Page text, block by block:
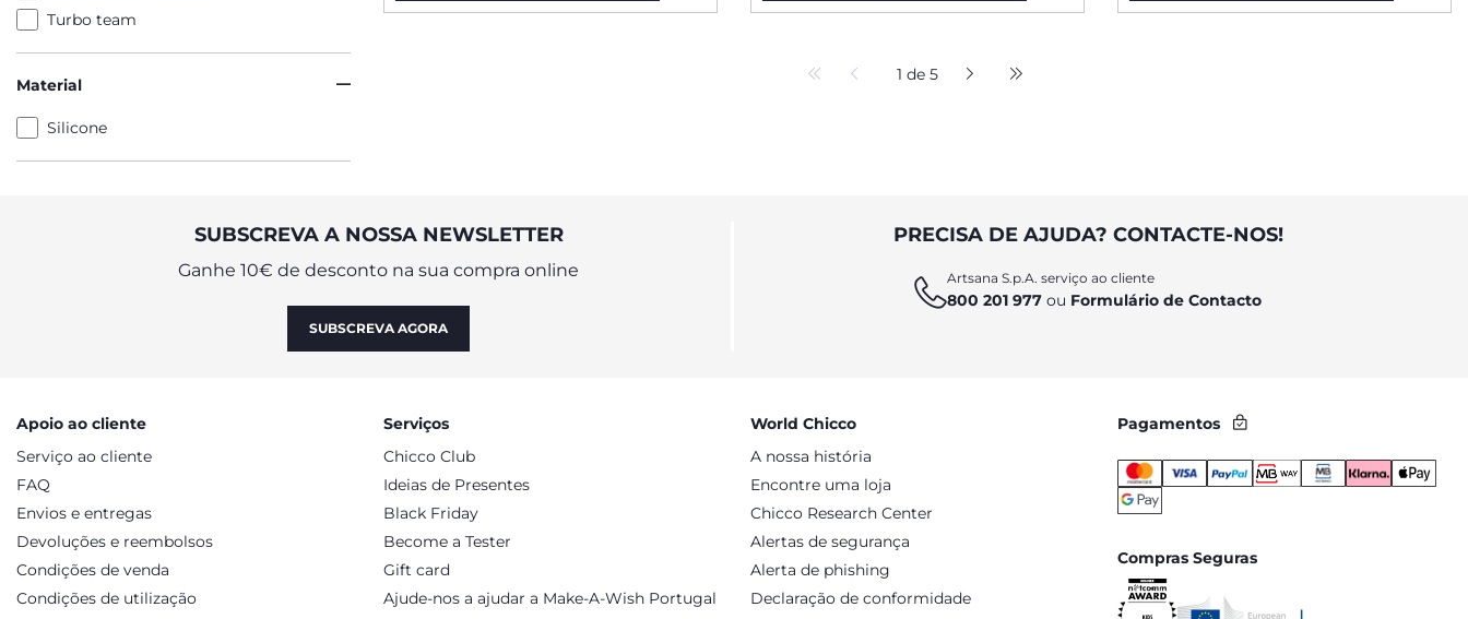
Turbo team
Material
Silicone
1 de 5
SUBSCREVA A NOSSA NEWSLETTER
Ganhe 10€ de desconto na sua compra online
SUBSCREVA AGORA
PRECISA DE AJUDA? CONTACTE-NOS!
Artsana S.p.A. serviço ao cliente
800 201 977ou Formulário de Contacto
Apoio ao cliente
Serviço ao cliente
FAQ
Envios e entregas
Devoluções e reembolsos
Condições de venda
Condições de utilização
Serviços
Chicco Club
Ideias de Presentes
Black Friday
Become a Tester
Gift card
Ajude-nos a ajudar a Make-A-Wish Portugal
World Chicco
A nossa história
Encontre uma loja
Chicco Research Center
Alertas de segurança
Alerta de phishing
Declaração de conformidade
Pagamentos
Compras Seguras